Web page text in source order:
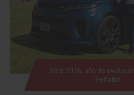
Será 2026, año de
Peñafiel